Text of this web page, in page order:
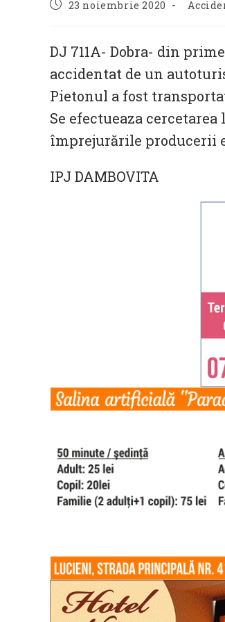
Post23 noiembrie 2020
Post
DJ 711A- Dobra- din
accidentat de un
Pietonul a fost
Se efectueaza
împrejurările producerii
IPJ DAMBOVITA